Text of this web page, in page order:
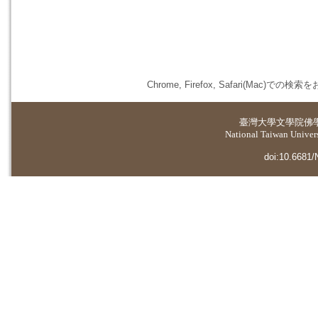
Chrome, Firefox, Safari(Mac)での検索を
臺灣大學文學院佛
National Taiwan
doi:10.6681/